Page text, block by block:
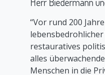
“Vor rund 200
restauratives
alles
Menschen in die